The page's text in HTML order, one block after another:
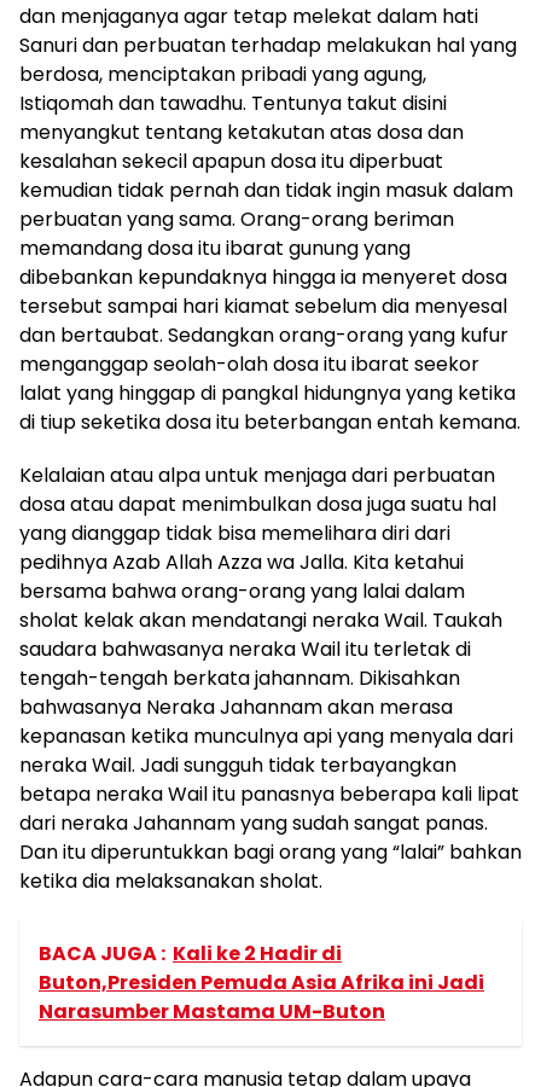
dan menjaganya agar tetap melekat dalam hati
Sanuri dan perbuatan terhadap melakukan hal yang
berdosa, menciptakan pribadi yang agung,
Istiqomah dan tawadhu. Tentunya takut disini
menyangkut tentang ketakutan atas dosa dan
kesalahan sekecil apapun dosa itu diperbuat
kemudian tidak pernah dan tidak ingin masuk dalam
perbuatan yang sama. Orang-orang beriman
memandang dosa itu ibarat gunung yang
dibebankan kepundaknya hingga ia menyeret dosa
tersebut sampai hari kiamat sebelum dia menyesal
dan bertaubat. Sedangkan orang-orang yang kufur
menganggap seolah-olah dosa itu ibarat seekor
lalat yang hinggap di pangkal hidungnya yang ketika
di tiup seketika dosa itu beterbangan entah kemana.
Kelalaian atau alpa untuk menjaga dari perbuatan
dosa atau dapat menimbulkan dosa juga suatu hal
yang dianggap tidak bisa memelihara diri dari
pedihnya Azab Allah Azza wa Jalla. Kita ketahui
bersama bahwa orang-orang yang lalai dalam
sholat kelak akan mendatangi neraka Wail. Taukah
saudara bahwasanya neraka Wail itu terletak di
tengah-tengah berkata jahannam. Dikisahkan
bahwasanya Neraka Jahannam akan merasa
kepanasan ketika munculnya api yang menyala dari
neraka Wail. Jadi sungguh tidak terbayangkan
betapa neraka Wail itu panasnya beberapa kali lipat
dari neraka Jahannam yang sudah sangat panas.
Dan itu diperuntukkan bagi orang yang “lalai” bahkan
ketika dia melaksanakan sholat.
BACA JUGA : Kali ke 2 Hadir di
Buton,Presiden Pemuda Asia Afrika ini Jadi
Narasumber Mastama UM-Buton
Adapun cara-cara manusia tetap dalam upaya